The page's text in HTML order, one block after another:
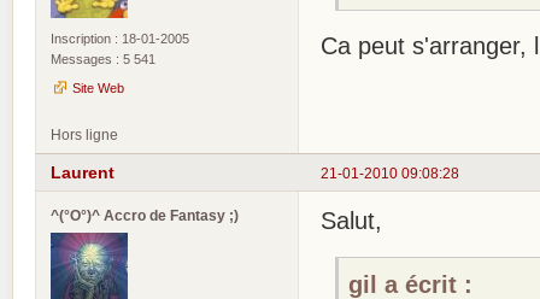
Inscription : 18-01-2005
Messages : 5 541
Site Web
Ca peut
Hors ligne
21-01-2010 09:08:28
Laurent
^(°O°)^ Accro de Fantasy ;) Salut,
gil a écrit :